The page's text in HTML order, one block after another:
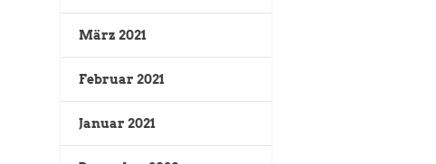
März 2021
Februar 2021
Januar 2021